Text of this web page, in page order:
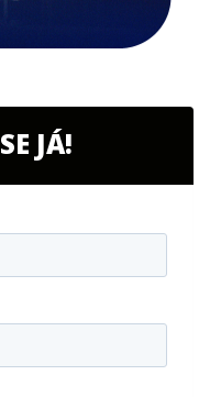
JÁ!